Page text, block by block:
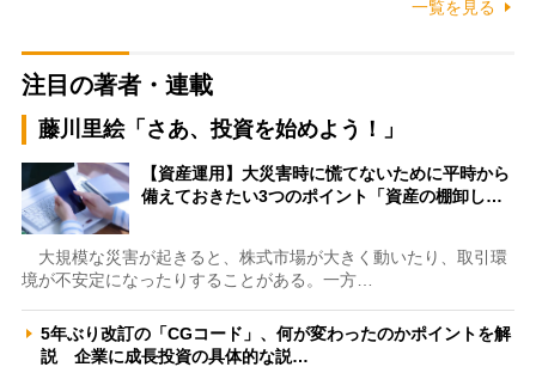
一覧を見る
注目の著者・連載
藤川里絵「さあ、投資を始めよう！」
【資産運用】大災害時に慌てないために平時から
備えておきたい3つのポイント「資産の棚卸し…
大規模な災害が起きると、株式市場が大きく動いたり、取引環
境が不安定になったりすることがある。一方…
5年ぶり改訂の「CGコード」、何が変わったのかポイントを解
説 企業に成長投資の具体的な説…